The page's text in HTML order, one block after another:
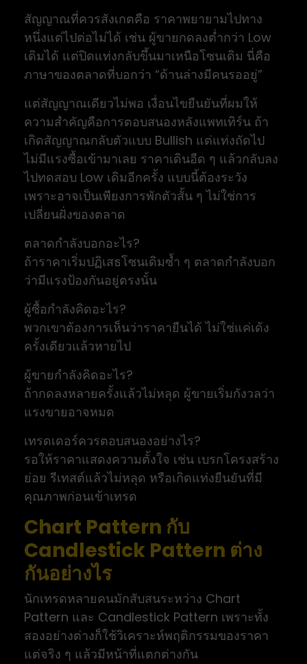
สัญญาณที่ควรสังเกตคือ ราคาพยายามไปทาง
หนึ่งแต่ไปต่อไม่ได้ เช่น ผู้ขายกดลงต่ำกว่า Low
เดิมได้ แต่ปิดแท่งกลับขึ้นมาเหนือโซนเดิม นี่คือ
ภาษาของตลาดที่บอกว่า “ด้านล่างมีคนรออยู่”
แต่สัญญาณเดียวไม่พอ เงื่อนไขยืนยันที่ผมให้
ความสำคัญคือการตอบสนองหลังแพทเทิร์น ถ้า
เกิดสัญญาณกลับตัวแบบ Bullish แต่แท่งถัดไป
ไม่มีแรงซื้อเข้ามาเลย ราคาเดินอืด ๆ แล้วกลับลง
ไปทดสอบ Low เดิมอีกครั้ง แบบนี้ต้องระวัง
เพราะอาจเป็นเพียงการพักตัวสั้น ๆ ไม่ใช่การ
เปลี่ยนฝั่งของตลาด
ตลาดกำลังบอกอะไร?
ถ้าราคาเริ่มปฏิเสธโซนเดิมซ้ำ ๆ ตลาดกำลังบอก
ว่ามีแรงป้องกันอยู่ตรงนั้น
ผู้ซื้อกำลังคิดอะไร?
พวกเขาต้องการเห็นว่าราคายืนได้ ไม่ใช่แค่เด้ง
ครั้งเดียวแล้วหายไป
ผู้ขายกำลังคิดอะไร?
ถ้ากดลงหลายครั้งแล้วไม่หลุด ผู้ขายเริ่มกังวลว่า
แรงขายอาจหมด
เทรดเดอร์ควรตอบสนองอย่างไร?
รอให้ราคาแสดงความตั้งใจ เช่น เบรกโครงสร้าง
ย่อย รีเทสต์แล้วไม่หลุด หรือเกิดแท่งยืนยันที่มี
คุณภาพก่อนเข้าเทรด
Chart Pattern กับ
Candlestick Pattern ต่าง
กันอย่างไร
นักเทรดหลายคนมักสับสนระหว่าง Chart
Pattern และ Candlestick Pattern เพราะทั้ง
สองอย่างต่างก็ใช้วิเคราะห์พฤติกรรมของราคา
แต่จริง ๆ แล้วมีหน้าที่แตกต่างกัน